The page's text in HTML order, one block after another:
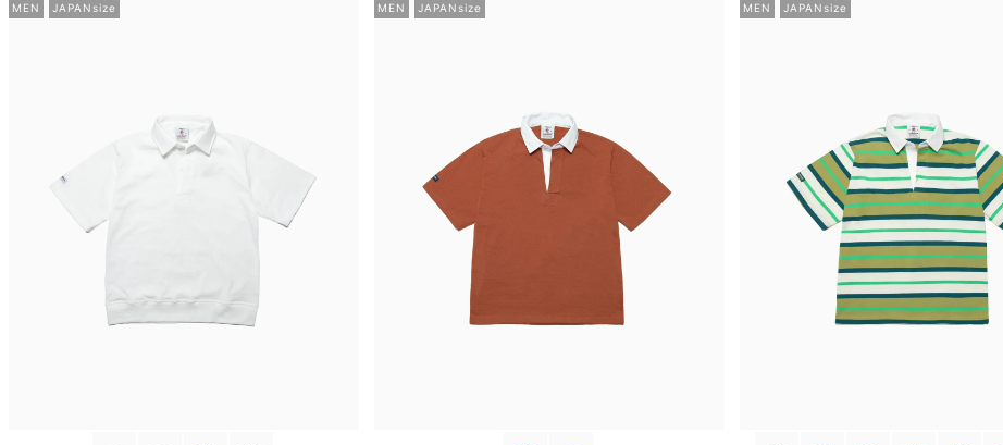
MEN JAPANsize MEN JAPANsize MEN JAPANsize